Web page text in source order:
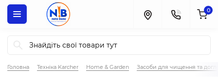
0
Головна Техніка Karcher Home & Garden Засоби для чищення та